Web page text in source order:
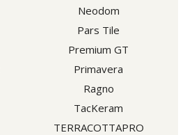
Neodom
Pars Tile
Premium GT
Primavera
Ragno
TacKeram
TERRACOTTAPRO